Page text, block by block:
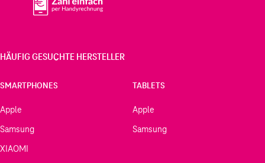
HÄUFIG GESUCHTE HERSTELLER
SMARTPHONES
Apple
Samsung
XIAOMI
TABLETS
Apple
Samsung